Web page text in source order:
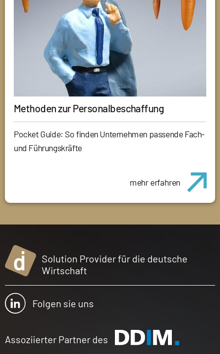
Methoden zur Personalbeschaffung
Pocket Guide: So finden Unternehmen passende Fach-
und Führungskräfte
mehr erfahren
Solution Provider für die deutsche
Wirtschaft
Folgen sie uns
Assoziierter Partner des